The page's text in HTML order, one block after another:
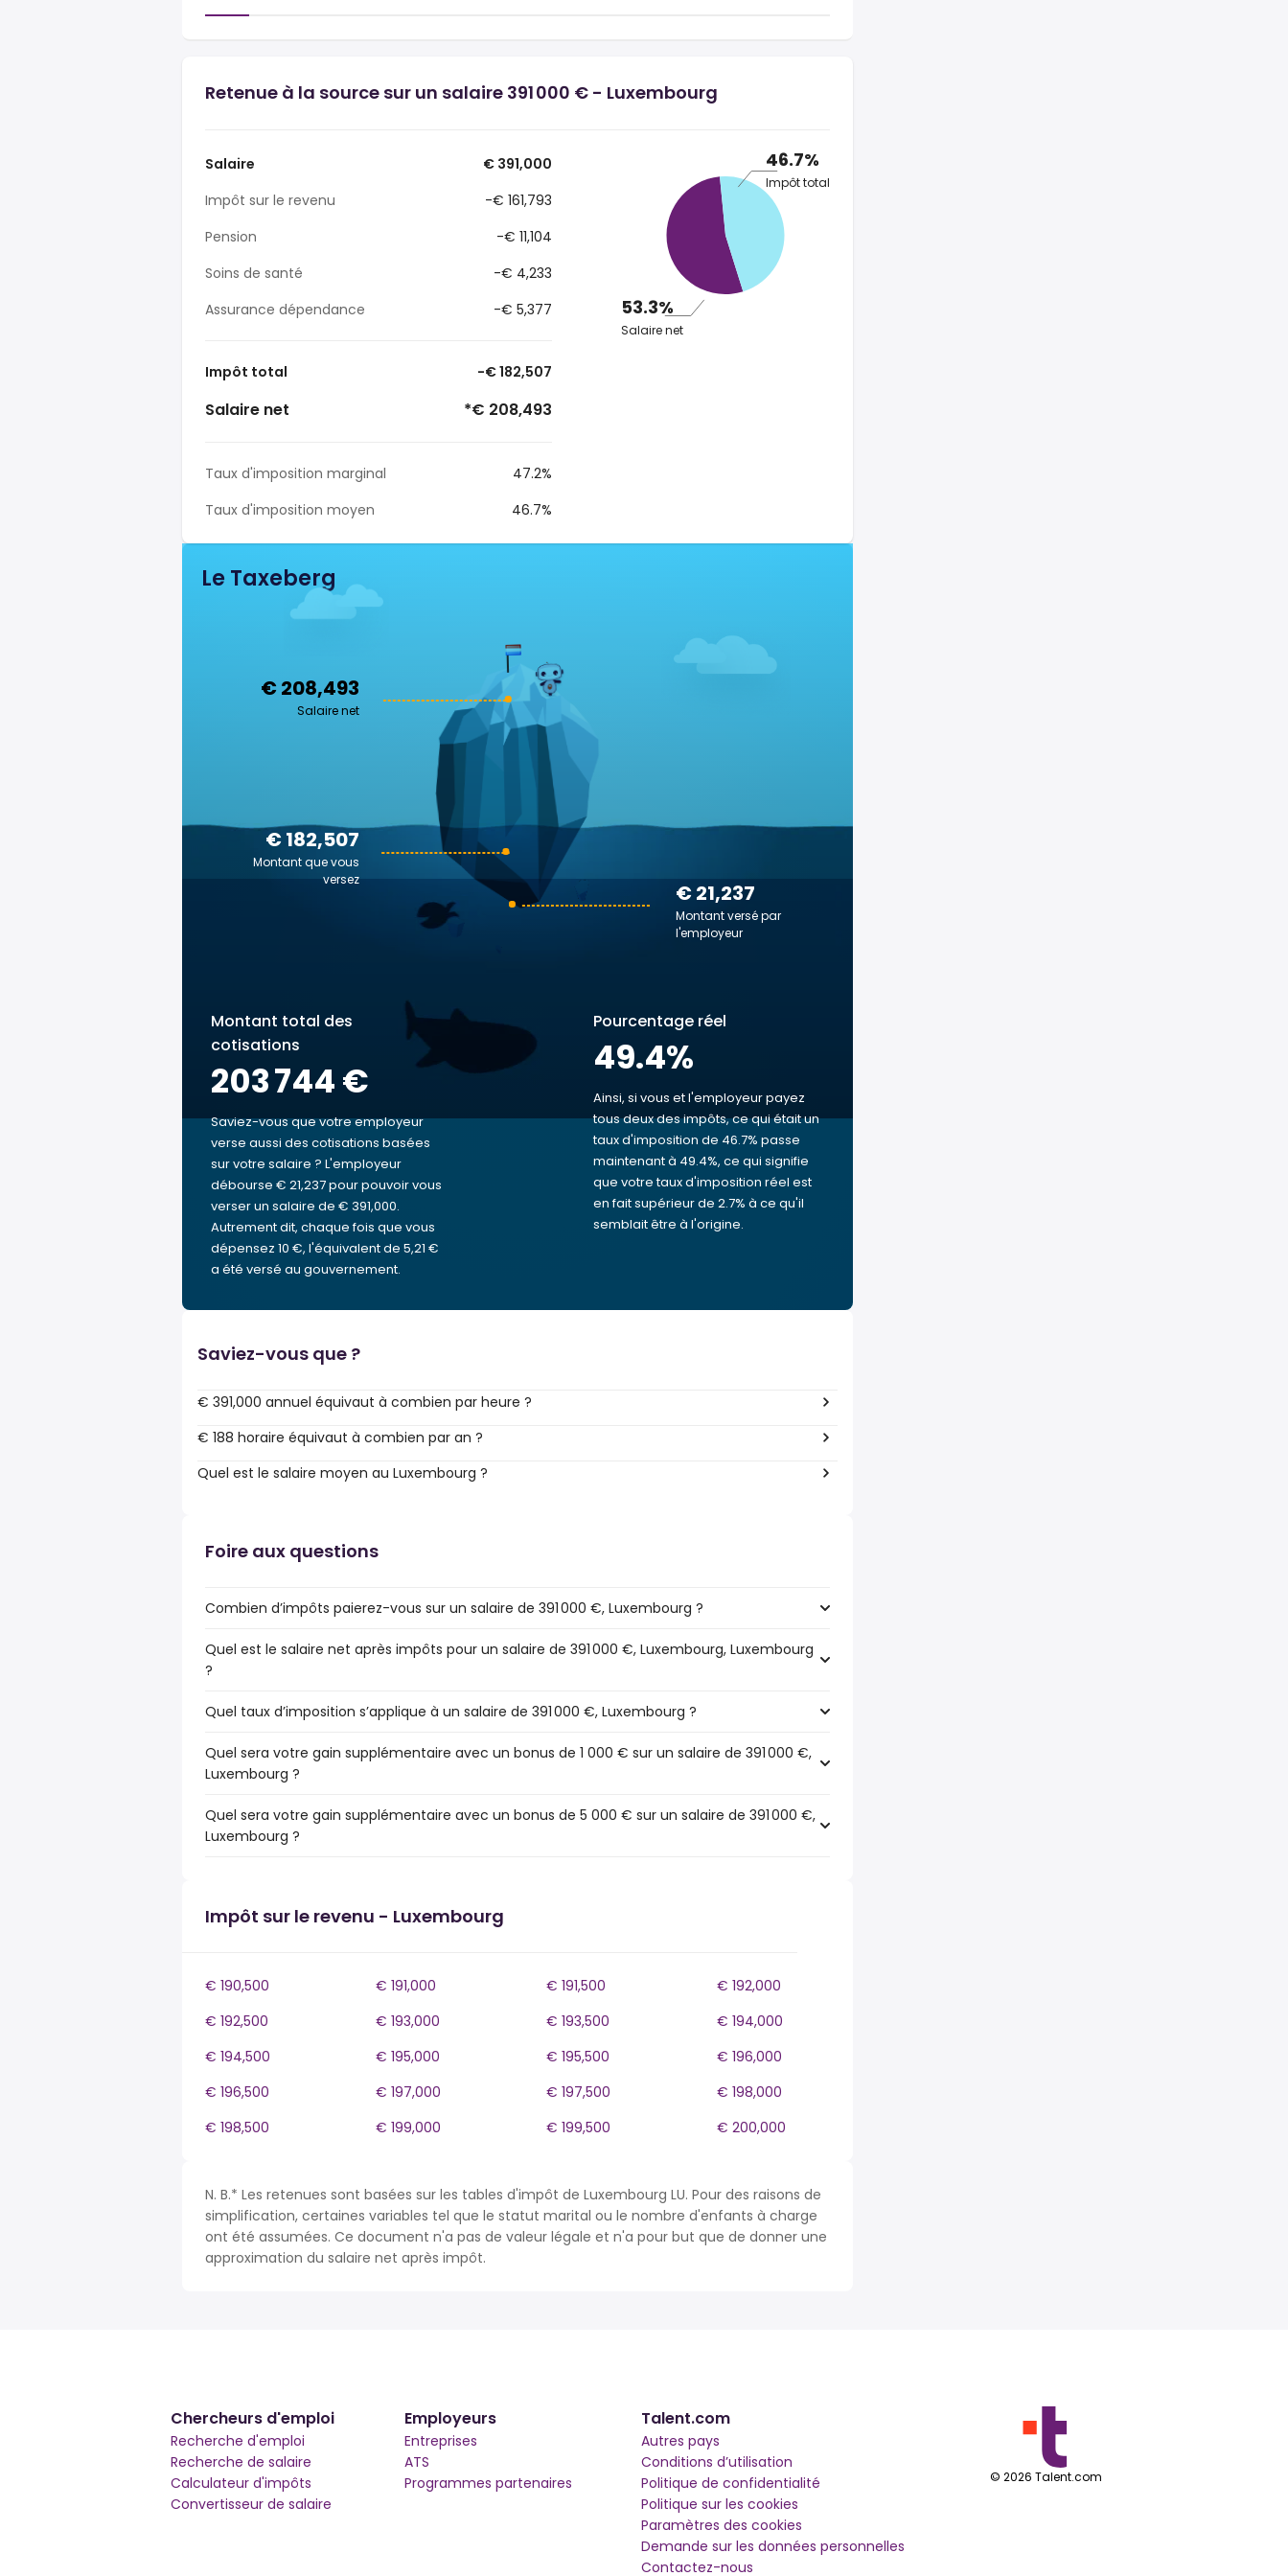
Retenue à la source sur un salaire 391 000 € - Luxembourg
Salaire
€ 391,000
Impôt sur le revenu
-€ 161,793
Pension
-€ 11,104
Soins de santé
-€ 4,233
Assurance dépendance
-€ 5,377
Impôt total -€ 182,507
Salaire net *€ 208,493
Taux d'imposition marginal
47.2%
Taux d'imposition moyen
46.7%
46.7%
Impôt total
53.3%
Salaire net
Le Taxeberg
€ 208,493
Salaire net
€ 21,237
Montant versé par
l'employeur
€ 182,507
Montant que vous
versez
Montant total des
cotisations
203 744 €
Saviez-vous que votre employeur
verse aussi des cotisations basées
sur votre salaire ? L'employeur
débourse € 21,237 pour pouvoir vous
verser un salaire de € 391,000.
Autrement dit, chaque fois que vous
dépensez 10 €, l'équivalent de 5,21 €
a été versé au gouvernement.
Pourcentage réel
49.4%
Ainsi, si vous et l'employeur payez
tous deux des impôts, ce qui était un
taux d'imposition de 46.7% passe
maintenant à 49.4%, ce qui signifie
que votre taux d'imposition réel est
en fait supérieur de 2.7% à ce qu'il
semblait être à l'origine.
Saviez-vous que ?
€ 391,000 annuel équivaut à combien par heure ?
€ 188 horaire équivaut à combien par an ?
Quel est le salaire moyen au Luxembourg ?
Foire aux questions
Combien d’impôts paierez-vous sur un salaire de 391 000 €, Luxembourg ?
Quel est le salaire net après impôts pour un salaire de 391 000 €, Luxembourg, Luxembourg
?
Quel taux d’imposition s’applique à un salaire de 391 000 €, Luxembourg ?
Quel sera votre gain supplémentaire avec un bonus de 1 000 € sur un salaire de 391 000 €,
Luxembourg ?
Quel sera votre gain supplémentaire avec un bonus de 5 000 € sur un salaire de 391 000 €,
Luxembourg ?
Impôt sur le revenu - Luxembourg
€ 190,500 € 191,000 € 191,500
€ 192,000
€ 192,500
€ 193,000 € 193,500
€ 194,000
€ 194,500
€ 195,000 € 195,500
€ 196,000
€ 196,500
€ 197,000 € 197,500
€ 198,000
€ 198,500
€ 199,000 € 199,500 € 200,000
N. B.* Les retenues sont basées sur les tables d'impôt de Luxembourg LU. Pour des raisons de
simplification, certaines variables tel que le statut marital ou le nombre d'enfants à charge
ont été assumées. Ce document n'a pas de valeur légale et n'a pour but que de donner une
approximation du salaire net après impôt.
Chercheurs d'emploi
Recherche d'emploi
Recherche de salaire
Calculateur d'impôts
Convertisseur de salaire
Employeurs
Entreprises
ATS
Programmes partenaires
Talent.com
Autres pays
Conditions d’utilisation
Politique de confidentialité
Politique sur les cookies
Paramètres des cookies
Demande sur les données personnelles
Contactez-nous
© 2026 Talent.com